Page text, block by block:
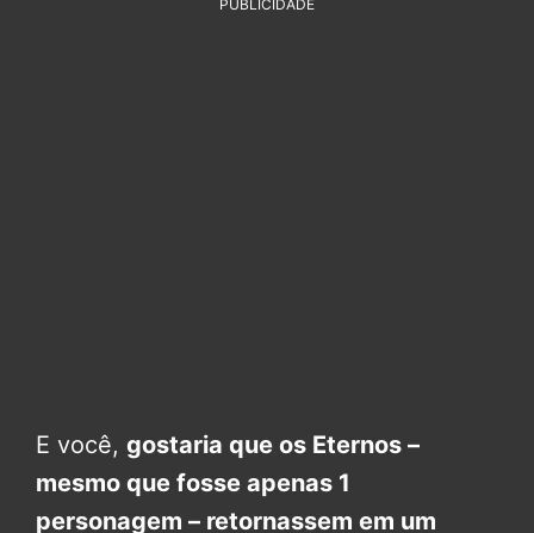
PUBLICIDADE
E você, gostaria que os Eternos –
mesmo que fosse apenas 1
personagem – retornassem em um